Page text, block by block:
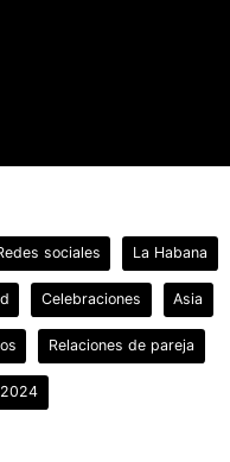
sociales La Habana
Celebraciones Asia
Relaciones de pareja